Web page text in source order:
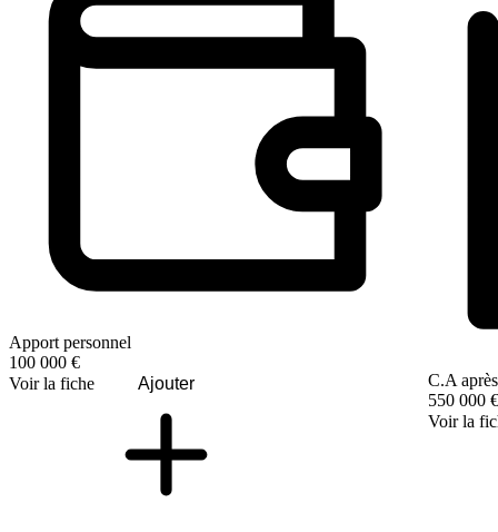
Apport personnel
100 000 €
Voir la fiche
Ajouter
C.A
550 000 €
Voir la